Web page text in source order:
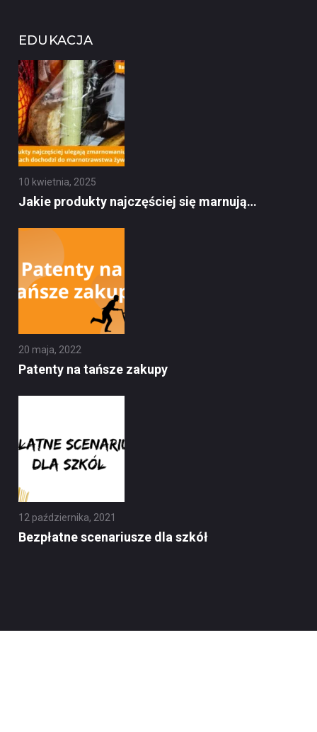
EDUKACJA
10 kwietnia, 2025
Jakie produkty najczęściej się marnują…
20 maja, 2022
Patenty na tańsze zakupy
12 października, 2021
Bezpłatne scenariusze dla szkół